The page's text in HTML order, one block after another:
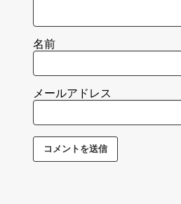
名前
メールアドレス